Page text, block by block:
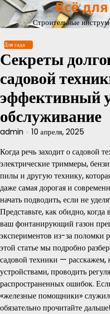
Перейти
содержимому
Всё
Строительные
Для сада
Секреты
садовой
эффективный
обслуживание
admin 10 апреля, 2025
Когда речь заходит о садовой
электрические триммеры,
пилы и другую технику,
даже самая дорогая и
начать подводить, если не
Представьте, как обидно,
ваш фонтанирующий газон
экспериментов из-за поломки
этой статье мы подробно
садовой техники — расскажем,
устройствами, проводить
распространенных ошибок.
«железные помощники»
обязательно прочитайте дальше!